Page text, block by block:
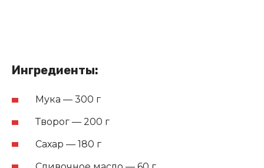
Ингредиенты:
Мука — 300 г
Творог — 200 г
Сахар — 180 г